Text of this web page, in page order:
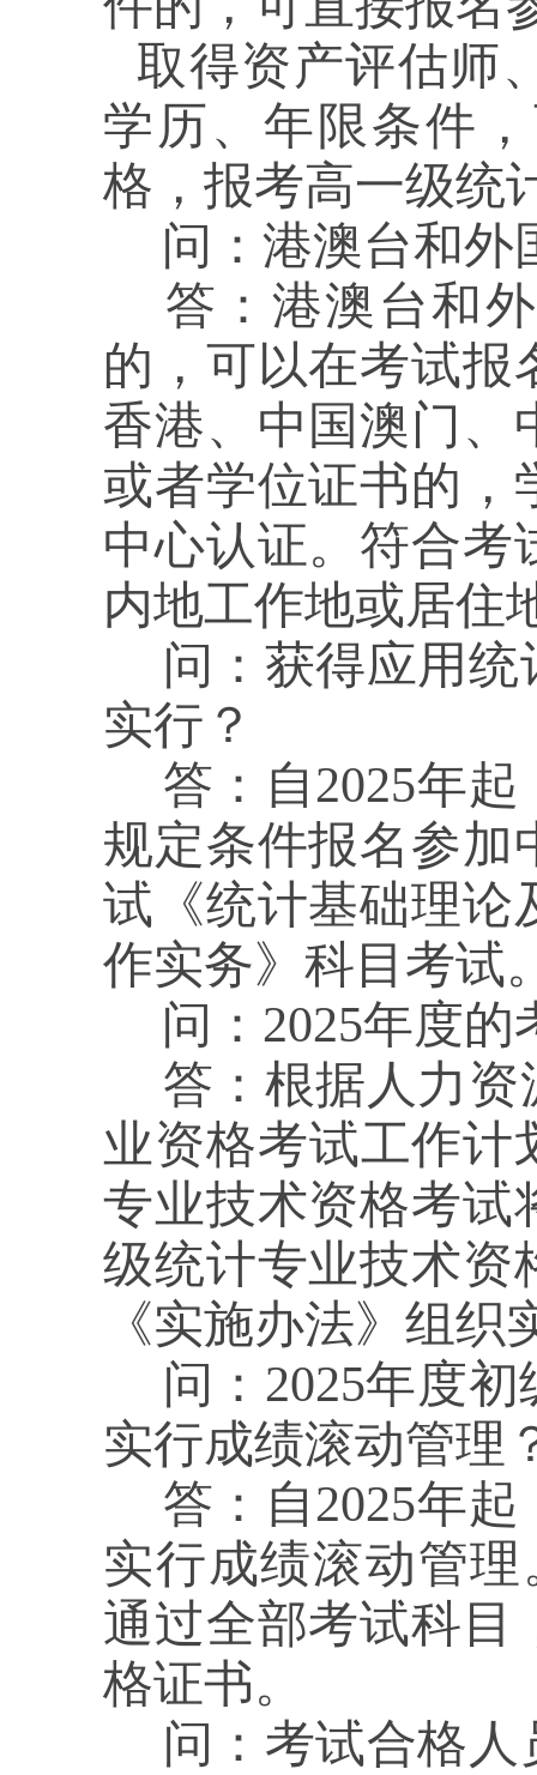
取得资产评估师
学历、年限条件
格，报考高一级统
问： 港澳台和外
答： 港澳台和
的，可以在考试报
香港、中国澳门、
或者学位证书的，
中心认证。符合考
内地工作地或居住
问： 获得应用统
实行？
答： 自2025年
规定条件报名参加
试《统计基础理论
作实务》科目考试
问： 2025年度
答： 根据人力资
业资格考试工作计
专业技术资格考试
级统计专业技术资
《实施办法》组织
问： 2025年度
实行成绩滚动管理
答： 自2025年
实行成绩滚动管
通过全部考试科目
格证书。
问： 考试合格人